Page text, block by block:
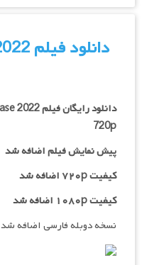
دانلود فیلم HIT The 2nd Case 2022
دانلود رایگان فیلم2022
720p
پیش نمایش فیلم اضافه شد
کیفیت ۷۲۰p اضافه شد
کیفیت ۱۰۸۰p اضافه شد
نسخه دوبله فارسی اضافه شد